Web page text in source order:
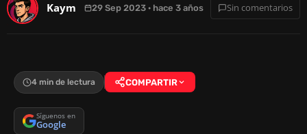
Kaym 29 Sep 2023 · hace 3 años Sin comentarios
4 min de lectura COMPARTIR
Síguenos en
Google